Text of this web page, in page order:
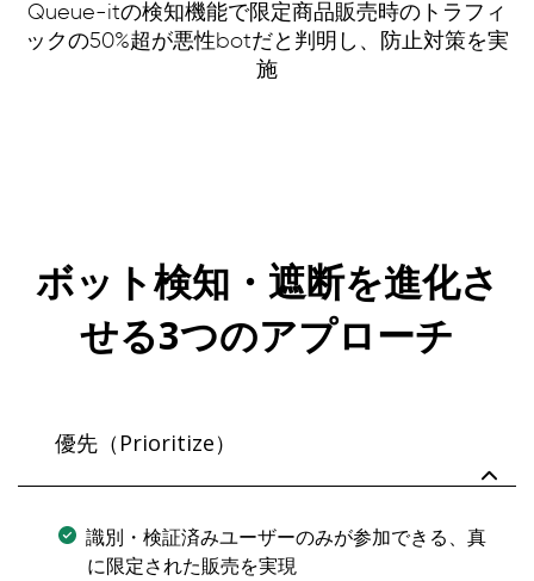
한국어
Queue-itの検知機能で限定商品販売時のトラフィ
ックの50%超が悪性botだと判明し、防止対策を実
施
ボット検知・遮断を進化さ
せる3つのアプローチ
優先（Prioritize）
識別・検証済みユーザーのみが参加できる、真
に限定された販売を実現